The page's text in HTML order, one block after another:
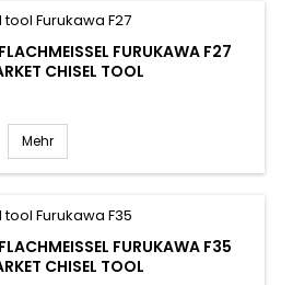
FURUKAWA F27 A
CHISEL TOOL
Mehr
FURUKAWA F35 A
CHISEL TOOL